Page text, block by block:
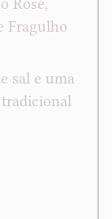
Fragulho
sal e uma
tradicional